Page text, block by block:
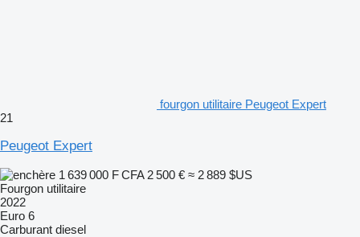
fourgon utilitaire Peugeot Expert
21
Peugeot Expert
1 639 000 F CFA 2 500 € ≈ 2 889 $US
Fourgon utilitaire
2022
Euro 6
Carburant diesel